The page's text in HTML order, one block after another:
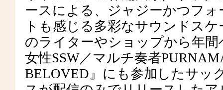
ースによる、ジャジーかつフ
トも感じる多彩なサウンドス
のライターやショップから年
女性SSW／マルチ奏者
BELOVED』にも参加したサッ